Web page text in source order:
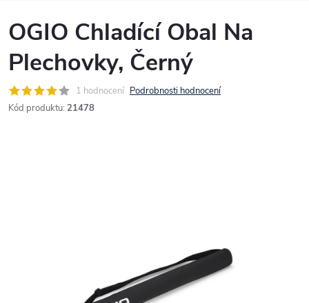
OGIO Chladící Obal Na
Plechovky, Černý
1 hodnocení Podrobnosti hodnocení
Kód produktu: 21478